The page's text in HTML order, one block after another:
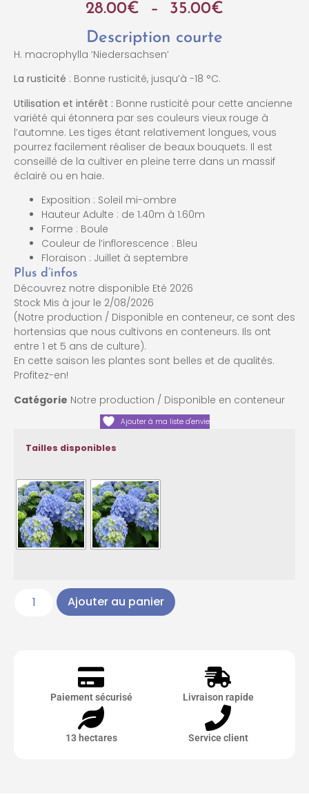
28.00€ – 35.00€
Description courte
H. macrophylla ‘Niedersachsen’
La rusticité : Bonne rusticité, jusqu’à -18 °C.
Utilisation et intérêt : Bonne rusticité pour cette ancienne
variété qui étonnera par ses couleurs vieux rouge à
l’automne. Les tiges étant relativement longues, vous
pourrez facilement réaliser de beaux bouquets. Il est
conseillé de la cultiver en pleine terre dans un massif
éclairé ou en haie.
Exposition : Soleil mi-ombre
Hauteur Adulte : de 1.40m à 1.60m
Forme : Boule
Couleur de l’inflorescence : Bleu
Floraison : Juillet à septembre
Plus d’infos
Découvrez notre disponible Eté 2026
Stock Mis à jour le 2/08/2026
(Notre production / Disponible en conteneur, ce sont des
hortensias que nous cultivons en conteneurs. Ils ont
entre 1 et 5 ans de culture).
En cette saison les plantes sont belles et de qualités.
Profitez-en!
Catégorie Notre production / Disponible en conteneur
Ajouter à ma liste d'envie
Tailles disponibles
Ajouter au panier
Paiement sécurisé Livraison rapide
13 hectares Service client